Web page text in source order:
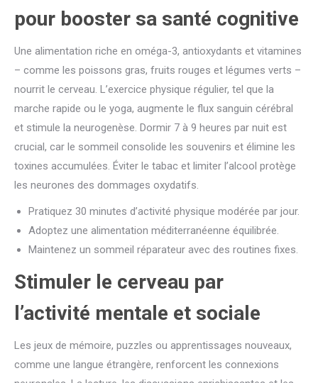
pour booster sa santé cognitive
Une alimentation riche en oméga-3, antioxydants et vitamines
– comme les poissons gras, fruits rouges et légumes verts –
nourrit le cerveau. L’exercice physique régulier, tel que la
marche rapide ou le yoga, augmente le flux sanguin cérébral
et stimule la neurogenèse. Dormir 7 à 9 heures par nuit est
crucial, car le sommeil consolide les souvenirs et élimine les
toxines accumulées. Éviter le tabac et limiter l’alcool protège
les neurones des dommages oxydatifs.
Pratiquez 30 minutes d’activité physique modérée par jour.
Adoptez une alimentation méditerranéenne équilibrée.
Maintenez un sommeil réparateur avec des routines fixes.
Stimuler le cerveau par
l’activité mentale et sociale
Les jeux de mémoire, puzzles ou apprentissages nouveaux,
comme une langue étrangère, renforcent les connexions